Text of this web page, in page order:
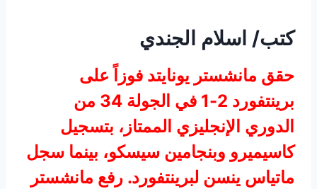
كتب/ اسلام الجندي
حقق مانشستر يونايتد فوزاً على
برينتفورد 2-1 في الجولة 34 من
الدوري الإنجليزي الممتاز، بتسجيل
كاسيميرو وبنجامين سيسكو، بينما سجل
ماتياس ينسن لبرينتفورد. رفع مانشستر